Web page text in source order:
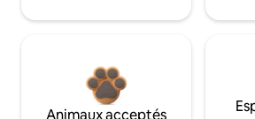
Animaux acceptés